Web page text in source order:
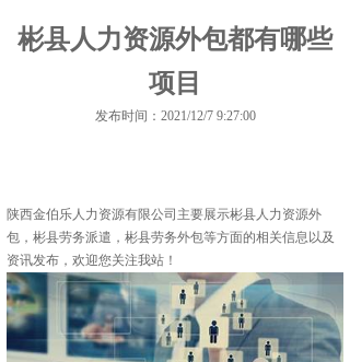
彬县人力资源外包都有哪些
项目
发布时间：2021/12/7 9:27:00
陕西金伯乐人力资源有限公司主要展示彬县人力资源外
包 ，彬县劳务派遣，彬县劳务外包等方面的相关信息以及
资讯发布，欢迎您关注我站！